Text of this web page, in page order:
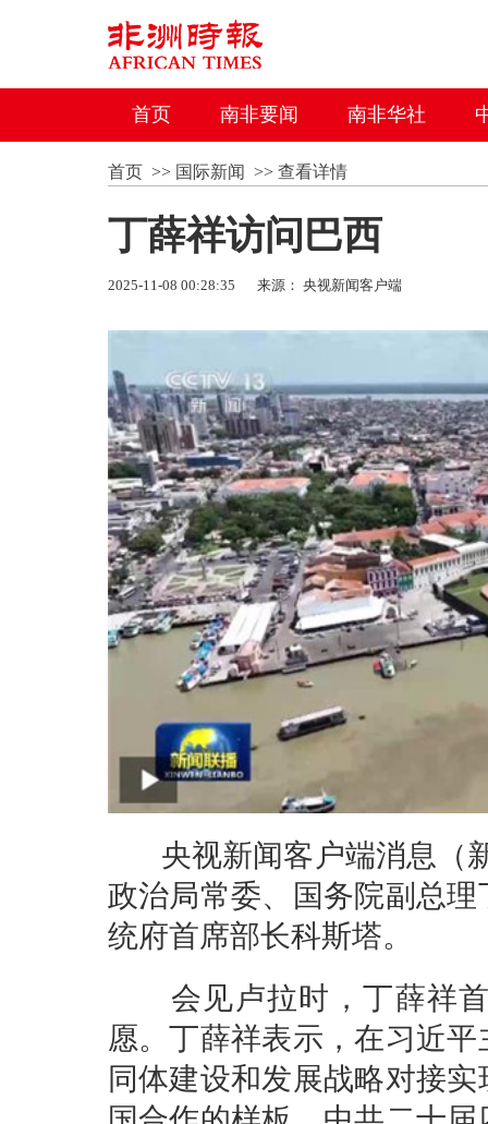
首页 南非要闻 南非华社
首页>> 国际新闻 >> 查看详情
丁薛祥访问巴西
2025-11-08 00:28:35 来源： 央视新闻客户端
央视新闻客户端消息（新
政治局常委、国务院副总
统府首席部长科斯塔。
会见卢拉时，丁薛祥首
愿。丁薛祥表示，在习近
同体建设和发展战略对接